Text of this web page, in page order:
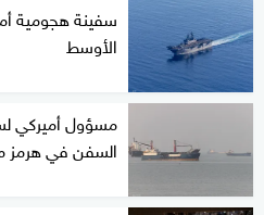
سفينة هجومية
الأوسط
مسؤول أميركي
السفن في هرمز